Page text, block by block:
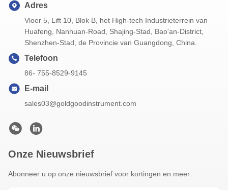
Adres
Vloer 5, Lift 10, Blok B, het High-tech Industrieterrein van
Huafeng, Nanhuan-Road, Shajing-Stad, Bao'an-District,
Shenzhen-Stad, de Provincie van Guangdong, China.
Telefoon
86- 755-8529-9145
E-mail
sales03@goldgoodinstrument.com
Onze Nieuwsbrief
Abonneer u op onze nieuwsbrief voor kortingen en meer.